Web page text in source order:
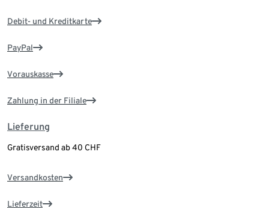
Debit- und Kreditkarte
PayPal
Vorauskasse
Zahlung in der Filiale
Lieferung
Gratisversand ab 40 CHF
Versandkosten
Lieferzeit